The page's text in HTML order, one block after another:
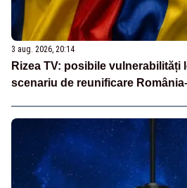
3 aug. 2026, 20:14
Rizea TV: posibile vulnerabilități
scenariu de reunificare